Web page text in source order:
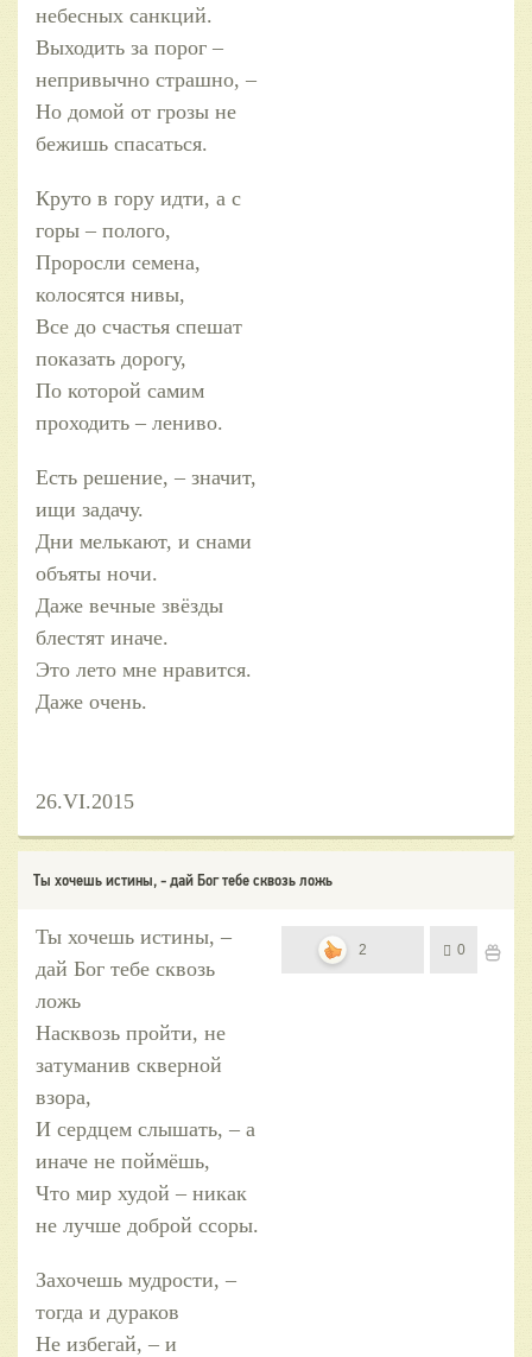
небесных санкций.
Выходить за порог –
непривычно страшно, –
Но домой от грозы не
бежишь спасаться.
Круто в гору идти, а с
горы – полого,
Проросли семена,
колосятся нивы,
Все до счастья спешат
показать дорогу,
По которой самим
проходить – лениво.
Есть решение, – значит,
ищи задачу.
Дни мелькают, и снами
объяты ночи.
Даже вечные звёзды
блестят иначе.
Это лето мне нравится.
Даже очень.
26.VI.2015
Ты хочешь истины, - дай Бог тебе сквозь ложь
Ты хочешь истины, –
дай Бог тебе сквозь
ложь
Насквозь пройти, не
затуманив скверной
взора,
И сердцем слышать, – а
иначе не поймёшь,
Что мир худой – никак
не лучше доброй ссоры.
Захочешь мудрости, –
тогда и дураков
Не избегай, – и
2 0